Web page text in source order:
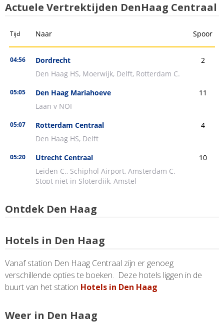
Actuele Vertrektijden DenHaag Centraal
Ontdek Den Haag
Hotels in Den Haag
Vanaf station Den Haag Centraal zijn er genoeg
verschillende opties te boeken. Deze hotels liggen in de
buurt van het station Hotels in Den Haag
Weer in Den Haag